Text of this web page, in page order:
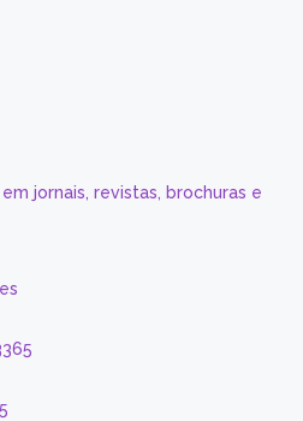
jornais, revistas, brochuras e